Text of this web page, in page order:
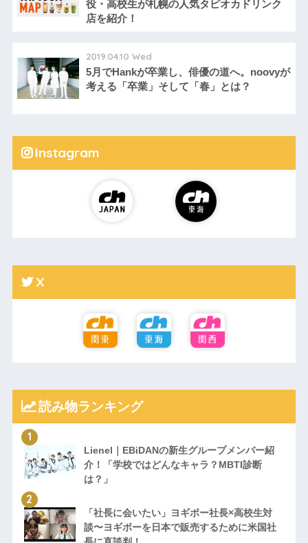
役・高校生が札幌の人気タピオカドリンク
店を紹介！
2019.04.10 Wed
5月でHankが卒業し、俳優の道へ。noovyが
考える「卒業」そして「春」とは？
Instagram
X
読み物ランキング
Lienel｜EBiDANの新生グループメンバー紹
介！「学校ではどんなキャラ？MBTI診断
は？」
「社長に会いたい」ヨギボー社長×高校生対
談〜ヨギボーを日本で販売するために米国社